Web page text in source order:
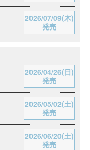
2026/07/09(木)
発売
2026/04/26(日)
発売
2026/05/02(土)
発売
2026/06/20(土)
発売